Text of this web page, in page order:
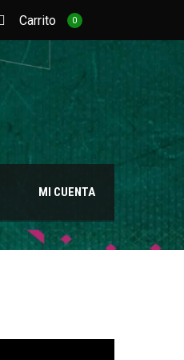
Carrito 0
MI CUENTA